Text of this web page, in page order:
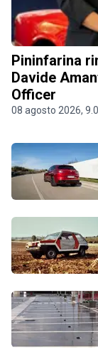
Pininfarina
Davide
Officer
08 agosto 2026,